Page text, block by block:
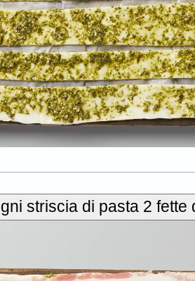
striscia di pasta 2